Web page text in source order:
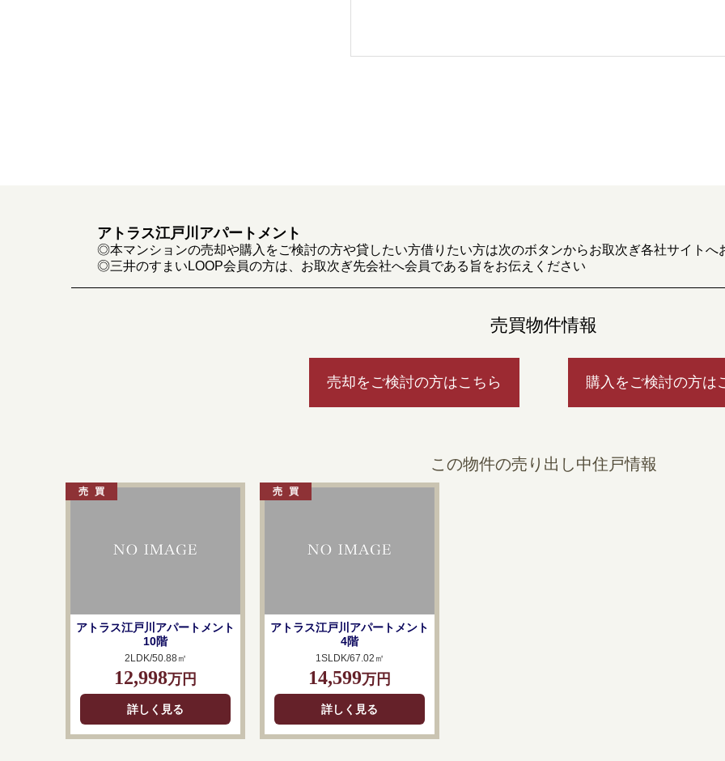
アトラス江戸川アパートメント
◎本マンションの売却や購入をご検討の方や貸したい方借りたい方は次のボタンからお取次ぎ各社サイトへ
◎三井のすまいLOOP会員の方は、お取次ぎ先会社へ会員である旨をお伝えください
売買物件情報
売却をご検討の方はこちら 購入をご検討の方は
この物件の売り出し中住戸情報
アトラス江戸川アパートメント
10階
2LDK/50.88㎡
12,998万円
詳しく見る
アトラス江戸川アパートメント
4階
1SLDK/67.02㎡
14,599万円
詳しく見る